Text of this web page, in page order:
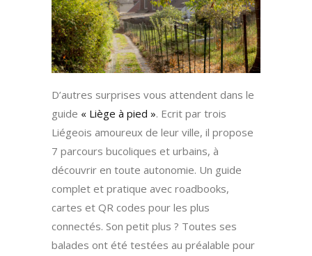
D’autres surprises vous attendent dans le
guide « Liège à pied ». Ecrit par trois
Liégeois amoureux de leur ville, il propose
7 parcours bucoliques et urbains, à
découvrir en toute autonomie. Un guide
complet et pratique avec roadbooks,
cartes et QR codes pour les plus
connectés. Son petit plus ? Toutes ses
balades ont été testées au préalable pour